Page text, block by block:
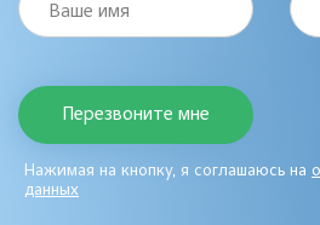
Ваше имя
Нажимая на кнопку, я соглашаюсь на
данных